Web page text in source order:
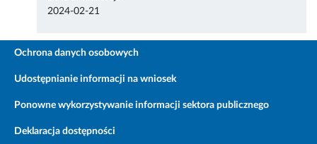
2024-02-21
Ochrona danych osobowych
Udostępnianie informacji na wniosek
Ponowne wykorzystywanie informacji sektora publicznego
Deklaracja dostępności